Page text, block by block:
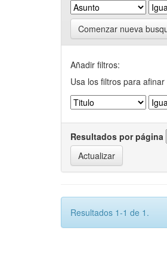
Comenzar nueva
Añadir filtros:
Usa los filtros para
Resultados por página
Resultados 1-1 de 1.